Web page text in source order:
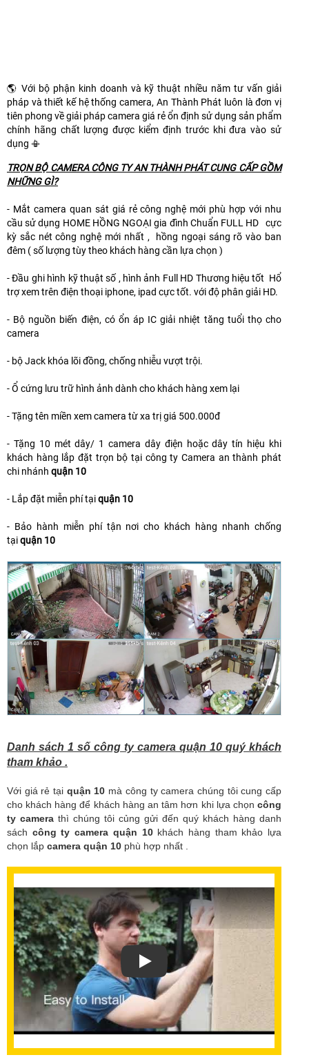
🌎 Với bộ phận kinh doanh và kỹ thuật nhiều năm tư vấn giải
pháp và thiết kế hệ thống camera, An Thành Phát luôn là đơn vị
tiên phong về giải pháp camera giá rẻ ổn định sử dụng sản phẩm
chính hãng chất lượng được kiểm định trước khi đưa vào sử
dụng 📳
TRỌN BỘ CAMERA CÔNG TY AN THÀNH PHÁT CUNG CẤP GỒM
NHỮNG GÌ?
- Mắt camera quan sát giá rẻ công nghệ mới phù hợp với nhu
cầu sử dụng HOME HỒNG NGOẠI gia đình Chuẩn FULL HD cực
kỳ sắc nét công nghệ mới nhất , hồng ngoại sáng rõ vào ban
đêm ( số lượng tùy theo khách hàng cần lựa chọn )
- Đầu ghi hình kỹ thuật số , hình ảnh Full HD Thương hiệu tốt Hổ
trợ xem trên điện thoại iphone, ipad cực tốt. với độ phân giải HD.
- Bộ nguồn biến điện, có ổn áp IC giải nhiệt tăng tuổi thọ cho
camera
- bộ Jack khóa lõi đồng, chống nhiễu vượt trội.
- Ổ cứng lưu trữ hình ảnh dành cho khách hàng xem lại
- Tặng tên miền xem camera từ xa trị giá 500.000đ
- Tặng 10 mét dây/ 1 camera dây điện hoặc dây tín hiệu khi
khách hàng lắp đặt trọn bộ tại công ty Camera an thành phát
chi nhánh quận 10
- Lắp đặt miễn phí tạiquận 10
- Bảo hành miễn phí tận nơi cho khách hàng nhanh chống
tạiquận 10
Danh sách 1 số công ty camera quận 10 quý khách
tham khảo .
Với giá rẻ tại quận 10 mà công ty camera chúng tôi cung cấp
cho khách hàng để khách hàng an tâm hơn khi lựa chọn công
ty camera thì chúng tôi củng gửi đến quý khách hàng danh
sách công ty camera quận 10 khách hàng tham khảo lựa
chọn lắp camera quận 10 phù hợp nhất .